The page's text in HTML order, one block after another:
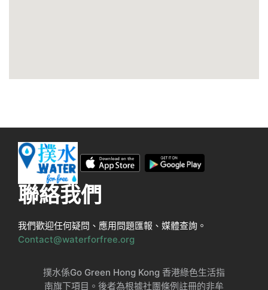
聯絡我們
我們歡迎任何疑問、應用問題匯報、媒體查詢。
Contact@waterforfree.org
撲水係Go Green Hong Kong 香港綠色生活指
南旗下項目。後者為根據社團條例註冊的非牟